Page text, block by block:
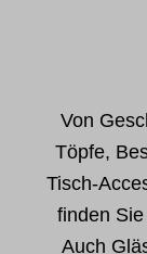
Von
Töpfe,
Tisch-
finden
Auch